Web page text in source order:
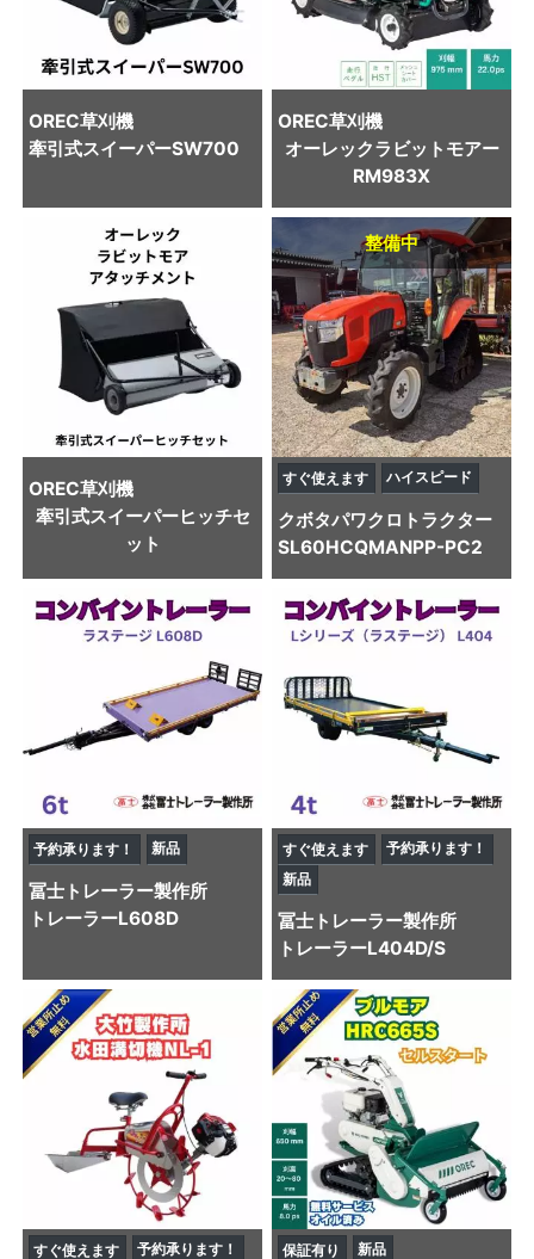
OREC草刈機
牽引式スイーパーSW700
OREC草刈機
オーレックラビットモアー
RM983X
OREC草刈機
牽引式スイーパーヒッチセ
ット
整備中
すぐ使えます ハイスピード
クボタパワクロトラクター
SL60HCQMANPP-PC2
予約承ります！ 新品
冨士トレーラー製作所
トレーラーL608D
すぐ使えます
予約承ります！
新品
冨士トレーラー製作所
トレーラーL404D/S
すぐ使えます
予約承ります！
保証有り 新品